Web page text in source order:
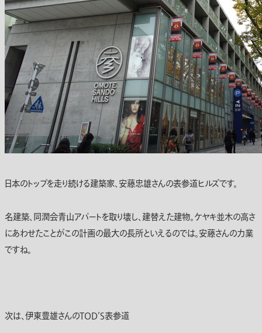
日本のトップを走り続ける建築家、安藤忠雄さんの表参道ヒルズです。
名建築、同潤会青山アパートを取り壊し、建替えた建物。ケヤキ並木の高さ
にあわせたことがこの計画の最大の長所といえるのでは。安藤さんの力業
ですね。
次は、伊東豊雄さんのTOD’S表参道